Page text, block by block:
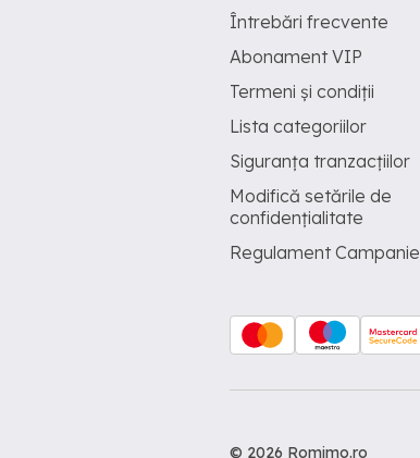
Întrebări frecvente
Abonament VIP
Termeni și condiții
Lista categoriilor
Siguranța tranzacțiilor
Modifică setările de
confidențialitate
Regulament Campanie
© 2026 Romimo.ro